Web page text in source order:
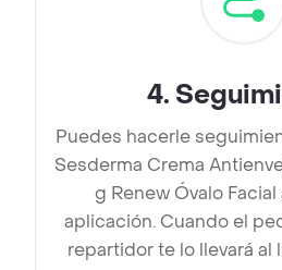
4.
Puedes hacerle
Sesderma Crema
g Renew Óvalo
aplicación. Cuando el
repartidor te lo llevará al